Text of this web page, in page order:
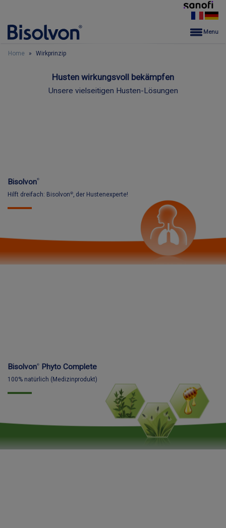
Bisolvon®
Menu
Home Wirkprinzip
Husten wirkungsvoll bekämpfen
Unsere vielseitigen Husten-Lösungen
Bisolvon®
Hilft dreifach: Bisolvon®, der Hustenexperte!
Bisolvon® Phyto Complete
100% natürlich (Medizinprodukt)